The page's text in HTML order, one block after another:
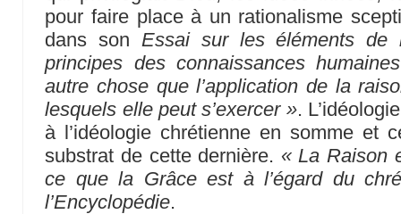
pour faire place à un rationalisme
dans son Essai sur les éléments de
principes des connaissances humaines
autre chose que l’application de la
lesquels elle peut s’exercer ».
à l’idéologie chrétienne en somme et
substrat de cette dernière. « La Raison
ce que la Grâce est à l’égard du
l’Encyclopédie.